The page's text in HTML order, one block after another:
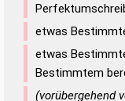
etwas
etwas
Bestimmtem
(vorübergehend